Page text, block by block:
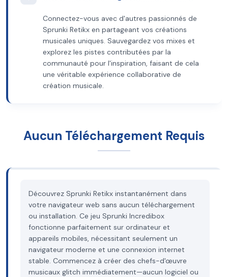
Connectez-vous avec d'autres passionnés de
Sprunki Retikx en partageant vos créations
musicales uniques. Sauvegardez vos mixes et
explorez les pistes contributées par la
communauté pour l'inspiration, faisant de cela
une véritable expérience collaborative de
création musicale.
Aucun Téléchargement Requis
Découvrez Sprunki Retikx instantanément dans
votre navigateur web sans aucun téléchargement
ou installation. Ce jeu Sprunki Incredibox
fonctionne parfaitement sur ordinateur et
appareils mobiles, nécessitant seulement un
navigateur moderne et une connexion internet
stable. Commencez à créer des chefs-d'œuvre
musicaux glitch immédiatement—aucun logiciel ou